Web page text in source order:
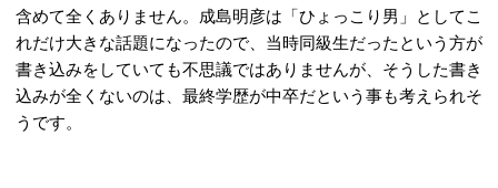
含めて全くありません。成島明彦は「ひょっこり男」としてこ
れだけ大きな話題になったので、当時同級生だったという方が
書き込みをしていても不思議ではありませんが、そうした書き
込みが全くないのは、最終学歴が中卒だという事も考えられそ
うです。